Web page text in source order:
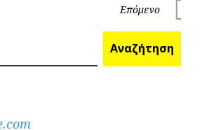
Επόμενο
Αναζήτηση